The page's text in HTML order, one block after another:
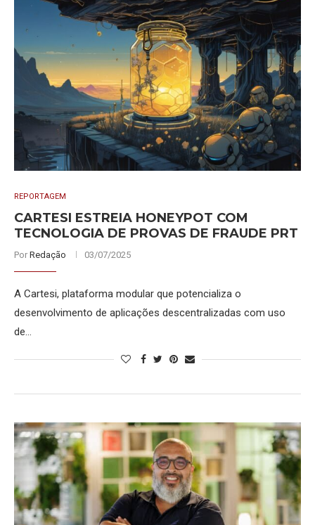
REPORTAGEM
CARTESI ESTREIA HONEYPOT COM
TECNOLOGIA DE PROVAS DE FRAUDE PRT
Por Redação 03/07/2025
A Cartesi, plataforma modular que potencializa o
desenvolvimento de aplicações descentralizadas com uso
de…